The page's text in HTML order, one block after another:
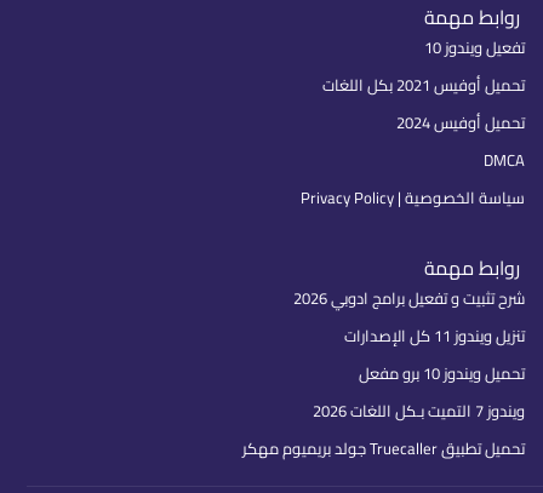
روابط مهمة
تفعيل ويندوز 10
تحميل أوفيس 2021 بكل اللغات
تحميل أوفيس 2024
DMCA
سياسة الخصوصية | Privacy Policy
روابط مهمة
شرح تثبيت و تفعيل برامج ادوبي 2026
تنزيل ويندوز 11 كل الإصدارات
تحميل ويندوز 10 برو مفعل
ويندوز 7 التميت بـكل اللغات 2026
تحميل تطبيق Truecaller جولد بريميوم مهكر